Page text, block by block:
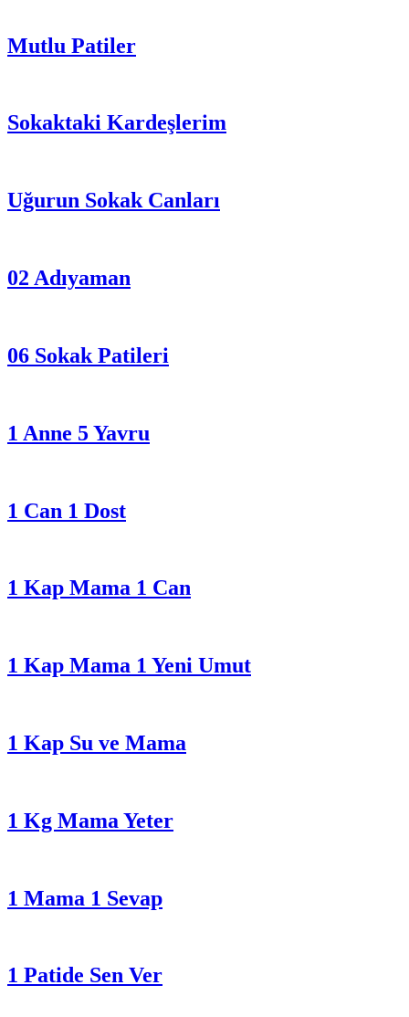
Mutlu Patiler
Sokaktaki Kardeşlerim
Uğurun Sokak Canları
02 Adıyaman
06 Sokak Patileri
1 Anne 5 Yavru
1 Can 1 Dost
1 Kap Mama 1 Can
1 Kap Mama 1 Yeni Umut
1 Kap Su ve Mama
1 Kg Mama Yeter
1 Mama 1 Sevap
1 Patide Sen Ver